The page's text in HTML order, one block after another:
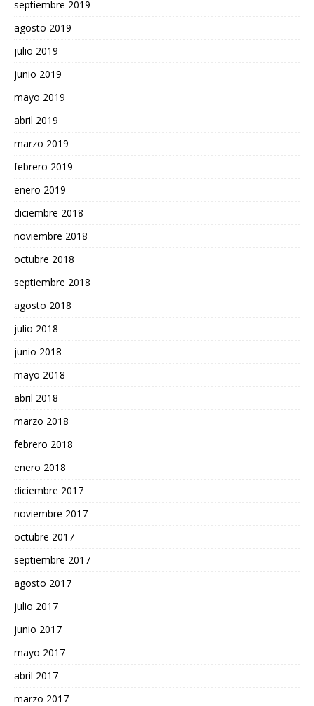
septiembre 2019
agosto 2019
julio 2019
junio 2019
mayo 2019
abril 2019
marzo 2019
febrero 2019
enero 2019
diciembre 2018
noviembre 2018
octubre 2018
septiembre 2018
agosto 2018
julio 2018
junio 2018
mayo 2018
abril 2018
marzo 2018
febrero 2018
enero 2018
diciembre 2017
noviembre 2017
octubre 2017
septiembre 2017
agosto 2017
julio 2017
junio 2017
mayo 2017
abril 2017
marzo 2017